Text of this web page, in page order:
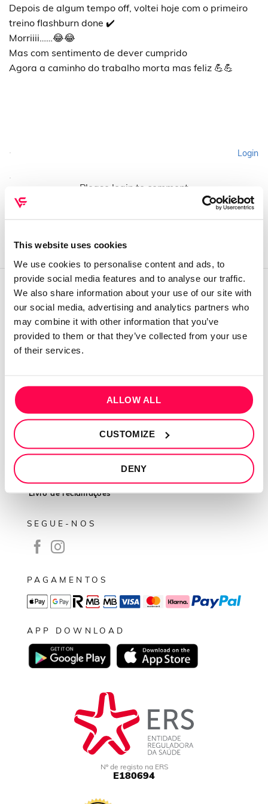
This website uses cookies
We use cookies to personalise content and ads, to
provide social media features and to analyse our traffic.
We also share information about your use of our site with
our social media, advertising and analytics partners who
may combine it with other information that you’ve
provided to them or that they’ve collected from your use
of their services.
ALLOW ALL
CUSTOMIZE
DENY
Depois de algum tempo off, voltei hoje com o primeiro
treino flashburn done ✔️
Morriiii……😂😂
Mas com sentimento de dever cumprido
Agora a caminho do trabalho morta mas feliz 💪💪
Login
Please login to comment
Sobre mim
INFORMAÇÕES
Política de privacidade
Termos e condições
Livro de reclamações
SEGUE-NOS
PAGAMENTOS
APP DOWNLOAD
Nº de registo na ERS
E180694